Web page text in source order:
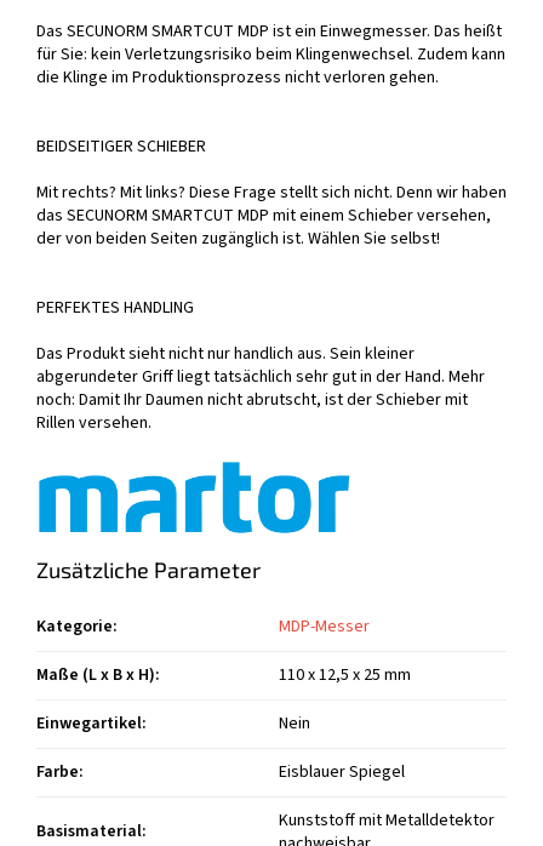
Das SECUNORM SMARTCUT MDP ist ein Einwegmesser. Das heißt
für Sie: kein Verletzungsrisiko beim Klingenwechsel. Zudem kann
die Klinge im Produktionsprozess nicht verloren gehen.
BEIDSEITIGER SCHIEBER
Mit rechts? Mit links? Diese Frage stellt sich nicht. Denn wir haben
das SECUNORM SMARTCUT MDP mit einem Schieber versehen,
der von beiden Seiten zugänglich ist. Wählen Sie selbst!
PERFEKTES HANDLING
Das Produkt sieht nicht nur handlich aus. Sein kleiner
abgerundeter Griff liegt tatsächlich sehr gut in der Hand. Mehr
noch: Damit Ihr Daumen nicht abrutscht, ist der Schieber mit
Rillen versehen.
Zusätzliche Parameter
Kategorie:
MDP-Messer
Maße (L x B x H):
110 x 12,5 x 25 mm
Einwegartikel:
Nein
Farbe: Eisblauer Spiegel
Basismaterial:
Kunststoff mit Metalldetektor